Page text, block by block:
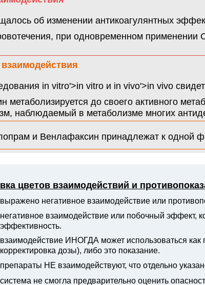
об изменении антикоагулянтных
при одновременном
in vitro'>in vitro и in vivo'>in vivo
метаболизируется до своего активного
наблюдаемый в метаболизме многих
и Венлафаксин принадлежат к одной
цветов взаимодействий и
выражено негативное взаимодействие или
негативное взаимодействие или побочный эффект,
эффективность.
взаимодействие ИНОГДА может использоваться как
корректировка дозы), либо это показание.
препараты НЕ взаимодействуют, что отдельно
система не смогла предварительно оценить